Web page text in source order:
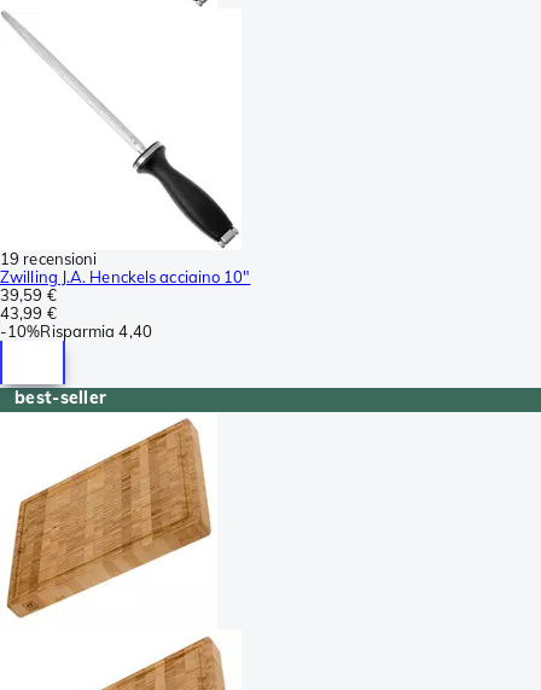
19 recensioni
Zwilling J.A. Henckels acciaino 10"
39,59 €
43,99 €
-10%Risparmia 4,40
best-seller